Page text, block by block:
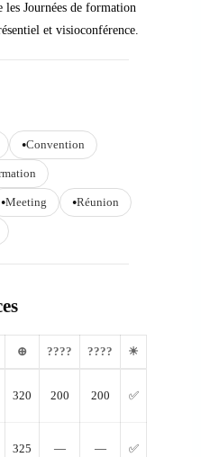
les Journées de formation
et visioconférence.
Convention
Meeting Réunion
⊕ ???? ???? ☀
320 200 200 ✅
325 — — ✅